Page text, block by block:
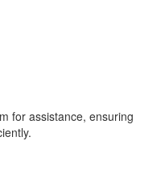
for assistance, ensuring